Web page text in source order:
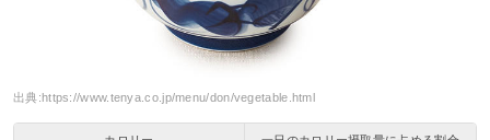
出典:https://www.tenya.co.jp/menu/don/vegetable.html